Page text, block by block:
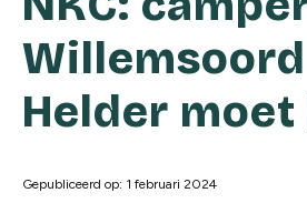
Helder
Gepubliceerd op: 1 februari 2024